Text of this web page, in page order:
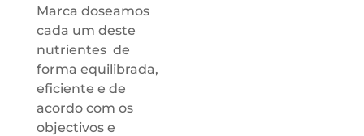
Marca doseamos
cada um deste
nutrientes de
forma equilibrada,
eficiente e de
acordo com os
objectivos e